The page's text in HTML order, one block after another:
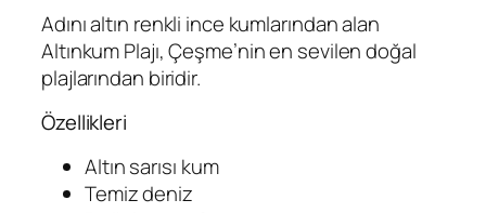
Adını altın renkli ince kumlarından alan
Altınkum Plajı, Çeşme’nin en sevilen doğal
plajlarından biridir.
Özellikleri
Altın sarısı kum
Temiz deniz